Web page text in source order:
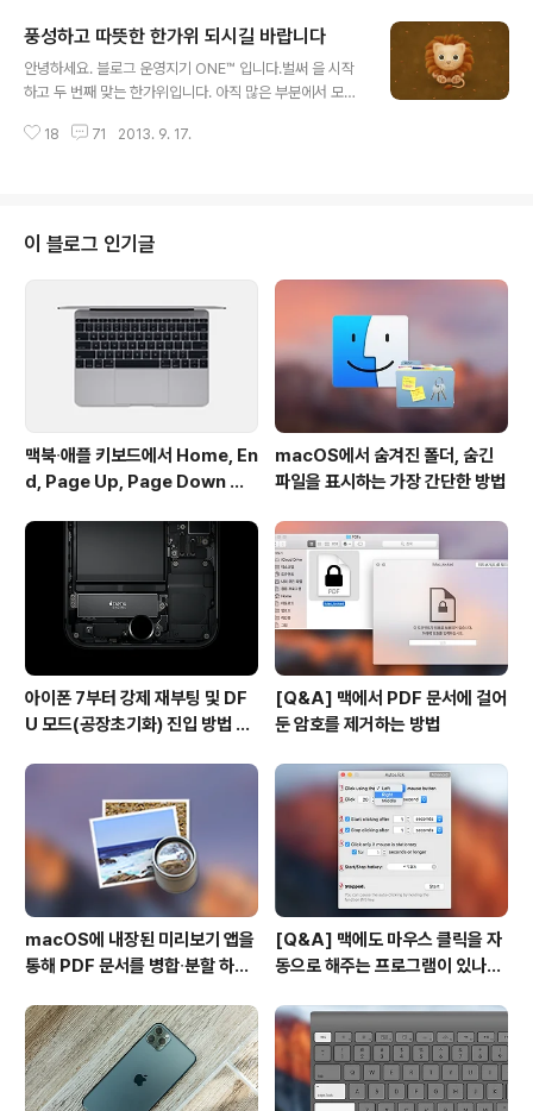
"할 겁니다." 일단 제가 좋아하는 것을 힘 닿는 데까지 조금
더 해보기로 했습니다. 살면서 언제 또 이렇게 제가 좋아하
는 것 "맥"에 관련된 블로그를 운영해 보겠습니까. 지금처
큼 더 유용하고 알찬 소식 전해드릴 수 있도록 노력하겠습
풍성하고 따뜻한 한가위 되시길 바랍니다
안녕하세요. 블로그 운영지기 ONE™ 입니다.벌써 을 시작
하고 두 번째 맞는 한가위입니다. 아직 많은 부분에서 모자
와 응원 보내주시는 분들께 이 자리를 빌려 진심으로 감사
임하도록 하겠습니다.오랜만에 한가위 연휴가 5일이나 되
는데, 용돈 달라고 보채는 조카들과 장가 언제 가냐고 성화
이신 부모님의 눈치를 피해 틈틈이 소식 전하겠습니다. Ba
ck to the Mac과 함께 늘 재미있고 의미있는 맥라이프를
보내시길 바라며, 이번 한가위 연휴 기간 가정에 웃음꽃이
만연하길 기원합니다.감사합니다.
18 71 2013. 9. 17.
이 블로그 인기글
맥북∙애플 키보드에서 Home, En
d, Page Up, Page Down 키
macOS에서 숨겨진 폴더, 숨긴
파일을 표시하는 가장 간단한 방법
아이폰 7부터 강제 재부팅 및 DF
U 모드(공장초기화) 진입 방법 변
[Q&A] 맥에서 PDF 문서에 걸어
둔 암호를 제거하는 방법
macOS에 내장된 미리보기 앱을
통해 PDF 문서를 병합∙분할 하는
[Q&A] 맥에도 마우스 클릭을 자
동으로 해주는 프로그램이 있나